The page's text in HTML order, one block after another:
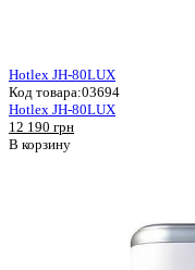
Hotlex JH-80LUX
Код товара:03694
Hotlex JH-80LUX
12 190 грн
В корзину